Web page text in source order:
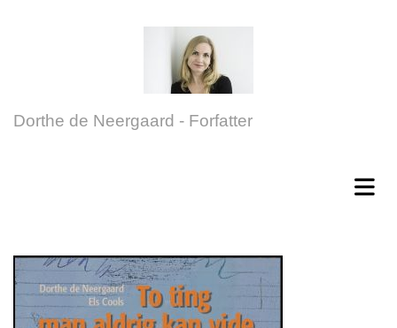
Dorthe de Neergaard - Forfatter